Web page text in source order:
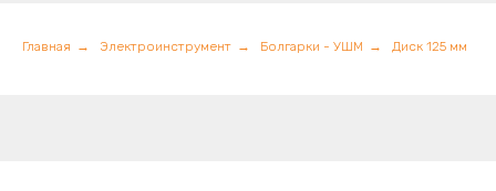
Главная → Электроинструмент → Болгарки - УШМ → Диск 125 мм